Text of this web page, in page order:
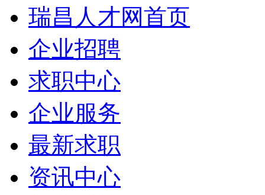
瑞昌人才网首页
企业招聘
求职中心
企业服务
最新求职
资讯中心